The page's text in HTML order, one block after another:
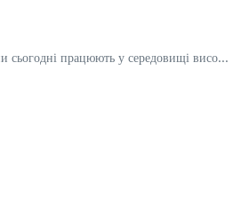
сьогодні працюють у середовищі висо...